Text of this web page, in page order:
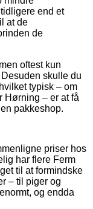
end et
at de
de
oftest kun
skulle du
typisk – om
Hørning – er at få
pakkeshop.
priser hos
har flere Ferm
til at formindske
– til piger og
og endda